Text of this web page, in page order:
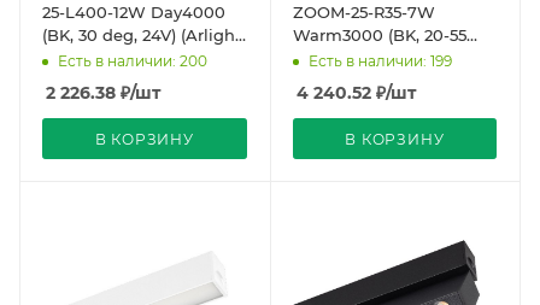
25-L400-12W Day4000
(BK, 30 deg, 24V) (Arlight,
IP20 Металл, 5 лет)
Есть в наличии: 200
2 226.38 ₽/шт
В КОРЗИНУ
ZOOM-25-R35-7W
Warm3000 (BK, 20-55
deg, 24V) (Arlight, IP20
Металл, 5 лет)
Есть в наличии: 199
4 240.52₽/шт
В КОРЗИНУ